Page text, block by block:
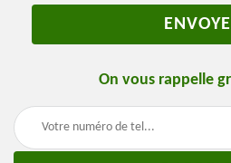
On vous rappelle